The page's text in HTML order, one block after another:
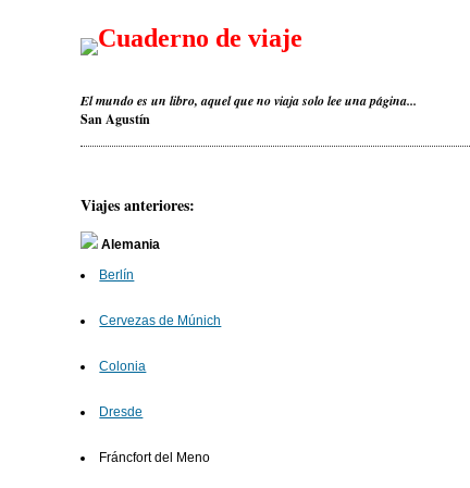
Cuaderno de viaje
El mundo es un libro, aquel que no viaja solo lee una página...
San Agustín
Viajes anteriores:
Alemania
Berlín
Cervezas de Múnich
Colonia
Dresde
Fráncfort del Meno